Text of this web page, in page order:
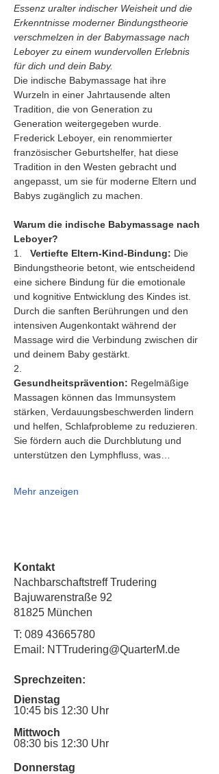
Essenz uralter indischer Weisheit und die
Erkenntnisse moderner Bindungstheorie
verschmelzen in der Babymassage nach
Leboyer zu einem wundervollen Erlebnis
für dich und dein Baby.
Die indische Babymassage hat ihre
Wurzeln in einer Jahrtausende alten
Tradition, die von Generation zu
Generation weitergegeben wurde.
Frederick Leboyer, ein renommierter
französischer Geburtshelfer, hat diese
Tradition in den Westen gebracht und
angepasst, um sie für moderne Eltern und
Babys zugänglich zu machen.
Warum die indische Babymassage nach
Leboyer?
1. Vertiefte Eltern-Kind-Bindung: Die
Bindungstheorie betont, wie entscheidend
eine sichere Bindung für die emotionale
und kognitive Entwicklung des Kindes ist.
Durch die sanften Berührungen und den
intensiven Augenkontakt während der
Massage wird die Verbindung zwischen dir
und deinem Baby gestärkt.
2.
Gesundheitsprävention: Regelmäßige
Massagen können das Immunsystem
stärken, Verdauungsbeschwerden lindern
und helfen, Schlafprobleme zu reduzieren.
Sie fördern auch die Durchblutung und
unterstützen den Lymphfluss, was…
Mehr anzeigen
Kontakt
Nachbarschaftstreff Trudering
Bajuwarenstraße 92
81825 München
T: 089 43665780
Email: NTTrudering@QuarterM.de
Sprechzeiten:
Dienstag
10:45 bis 12:30 Uhr
Mittwoch
08:30 bis 12:30 Uhr
Donnerstag